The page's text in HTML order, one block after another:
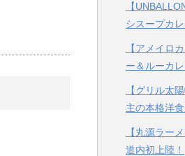
【
シスープカ
【アメイロ
ー＆ルーカ
【グリル太
主の本格洋食
【丸源ラー
道内初上陸！